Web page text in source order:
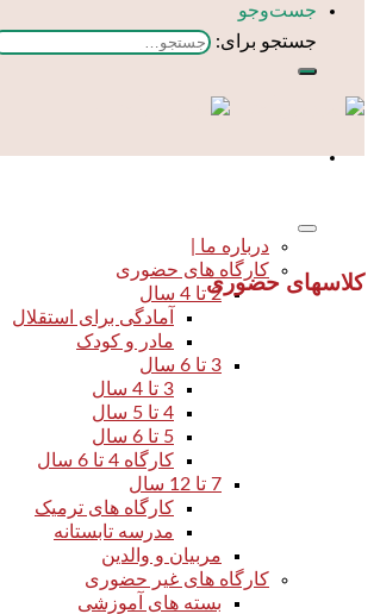
جست‌و‌جو
جستجو برای:
درباره ما |
کارگاه های حضوری
2 تا 4 سال
آمادگی برای استقلال
مادر و کودک
3 تا 6 سال
3 تا 4 سال
4 تا 5 سال
5 تا 6 سال
کارگاه 4 تا 6 سال
7 تا 12 سال
کارگاه های ترمیک
مدرسه تابستانه
مربیان و والدین
کارگاه های غیر حضوری
بسته های آموزشی
کلاسهای حضوری